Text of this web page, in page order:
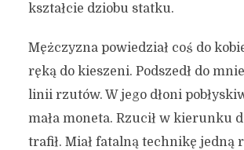
kształcie dziobu statku.
Mężczyzna powiedział coś do
ręką do kieszeni. Podszedł do
linii rzutów. W jego dłoni
mała moneta. Rzucił w kierunku
trafił. Miał fatalną technikę jedną